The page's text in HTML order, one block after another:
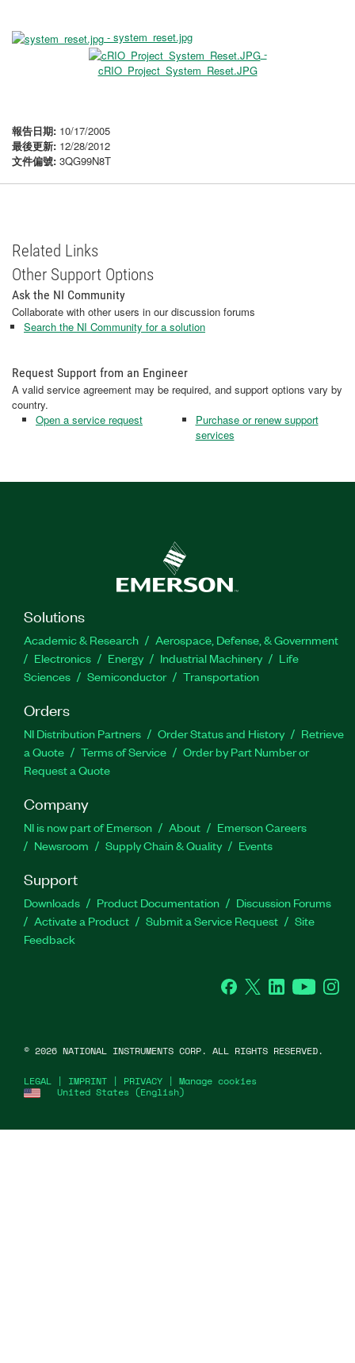
- system_reset.jpg
-
cRIO_Project_System_Reset.JPG
報告日期: 10/17/2005
最後更新: 12/28/2012
文件偏號: 3QG99N8T
Related Links
Other Support Options
Ask the NI Community
Collaborate with other users in our discussion forums
Search the NI Community for a solution
Request Support from an Engineer
A valid service agreement may be required, and support options vary by
country.
Open a service request
Purchase or renew support
services
Solutions
Academic & Research
Aerospace, Defense, & Government
Electronics
Energy Industrial Machinery
Life
Sciences
Semiconductor Transportation
Orders
NI Distribution Partners Order Status and History
Retrieve
a Quote
Terms of Service
Order by Part Number or
Request a Quote
Company
NI is now part of Emerson About
Emerson Careers
Newsroom
Supply Chain & Quality Events
Support
Downloads Product Documentation
Discussion Forums
Activate a Product
Submit a Service Request
Site
Feedback
Facebook
Twitter LinkedInYouTube
United States (English)
LEGAL | IMPRINT | PRIVACY | Manage cookies
© 2026 NATIONAL INSTRUMENTS CORP. ALL RIGHTS RESERVED.